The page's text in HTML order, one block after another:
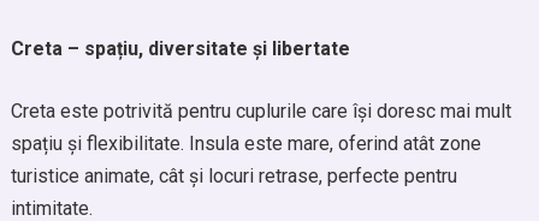
Creta – spațiu, diversitate și libertate
Creta este potrivită pentru cuplurile care își doresc mai mult
spațiu și flexibilitate. Insula este mare, oferind atât zone
turistice animate, cât și locuri retrase, perfecte pentru
intimitate.